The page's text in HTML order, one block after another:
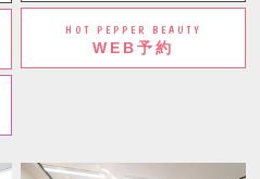
HOT PEPPER BEAUTY
WEB予約